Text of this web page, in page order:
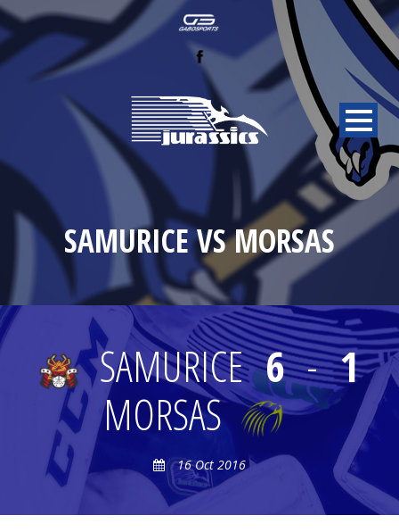
SAMURICE VS MORSAS
SAMURICE 6 - 1
MORSAS
16 Oct 2016